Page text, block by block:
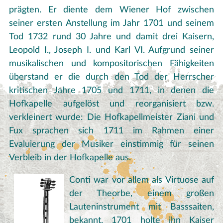
prägten. Er diente dem Wiener Hof zwischen
seiner ersten Anstellung im Jahr 1701 und seinem
Tod 1732 rund 30 Jahre und damit drei Kaisern,
Leopold I., Joseph I. und Karl VI. Aufgrund seiner
musikalischen und kompositorischen Fähigkeiten
überstand er die durch den Tod der Herrscher
kritischen Jahre 1705 und 1711, in denen die
Hofkapelle aufgelöst und reorganisiert bzw.
verkleinert wurde: Die Hofkapellmeister Ziani und
Fux sprachen sich 1711 im Rahmen einer
Evaluierung der Musiker einstimmig für seinen
Verbleib in der Hofkapelle aus.
Conti war vor allem als Virtuose auf
der Theorbe, einem großen
Lauteninstrument mit Basssaiten,
bekannt. 1701 holte ihn Kaiser